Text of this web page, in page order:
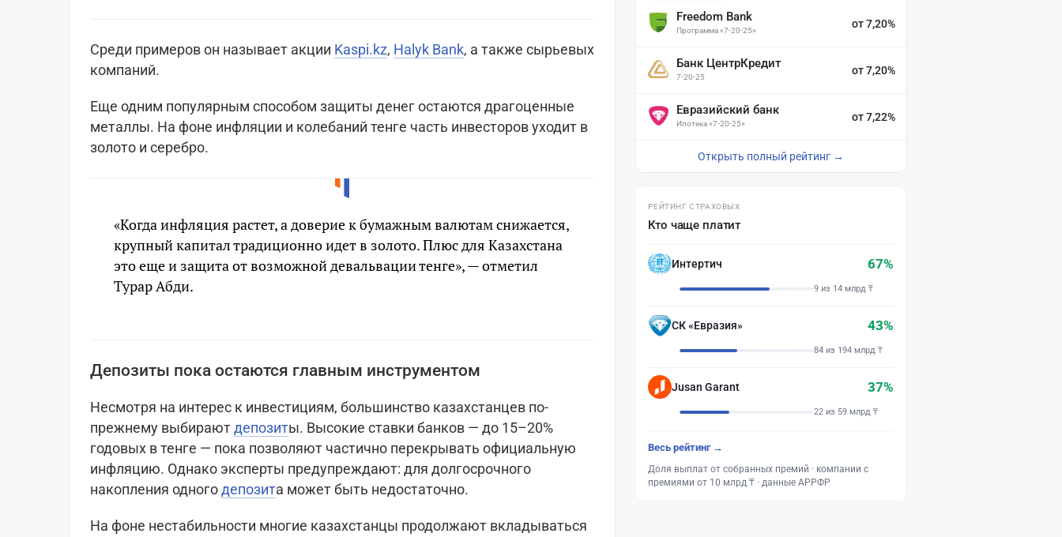
Среди примеров он называет акции Kaspi.kz, Halyk Bank, а также сырьевых
компаний.
Еще одним популярным способом защиты денег остаются драгоценные
металлы. На фоне инфляции и колебаний тенге часть инвесторов уходит в
золото и серебро.
«Когда инфляция растет, а доверие к бумажным валютам снижается,
крупный капитал традиционно идет в золото. Плюс для Казахстана
это еще и защита от возможной девальвации тенге», — отметил
Турар Абди.
Депозиты пока остаются главным инструментом
Несмотря на интерес к инвестициям, большинство казахстанцев по-
прежнему выбираютдепозиты. Высокие ставки банков — до 15–20%
годовых в тенге — пока позволяют частично перекрывать официальную
инфляцию. Однако эксперты предупреждают: для долгосрочного
накопления одногодепозита может быть недостаточно.
На фоне нестабильности многие казахстанцы продолжают вкладываться
Freedom Bank
Программа «7-20-25»
от 7,20%
Банк ЦентрКредит
7-20-25
от 7,20%
Евразийский банк
Ипотека «7-20-25»
от 7,22%
Открыть полный рейтинг →
РЕЙТИНГ СТРАХОВЫХ
Кто чаще платит
Интертич 67%
9 из 14 млрд ₸
СК «Евразия» 43%
84 из 194 млрд ₸
Jusan Garant 37%
22 из 59 млрд ₸
Весь рейтинг →
Доля выплат от собранных премий · компании с
премиями от 10 млрд ₸ · данные АРРФР